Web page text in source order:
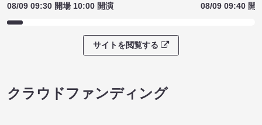
08/09 09:30 開場 10:00 開演
08/09 09:40 開
サイトを閲覧する
クラウドファンディング